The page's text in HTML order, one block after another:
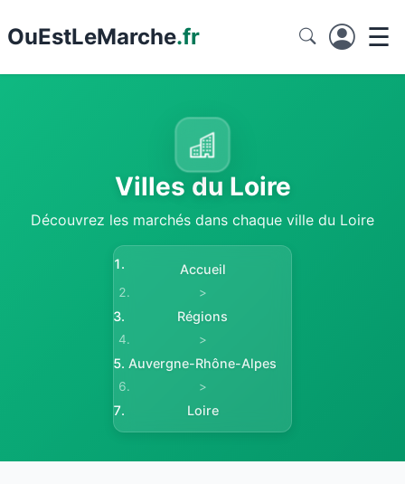
OuEstLeMarche.fr ☰
Villes du Loire
Découvrez les marchés dans chaque ville du Loire
Accueil
>
Régions
>
Auvergne-Rhône-Alpes
>
Loire